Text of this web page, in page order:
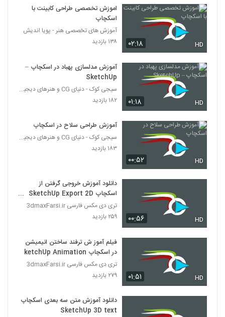
۰۲:۱۸ HD
اموزش تخصصی طراحی کابینت با
اسکچاپ
آموزش های تخصصی هنر - پویا اندیش
۱۳۸ بازدید
۰۱:۱۸ HD
آموزش مدلسازی پهباد در اسکچاپ –
SketchUp
سیجی کوک - دنیای CG و هنرهای دیجیتال
۱۸۲ بازدید
۰۰:۵۲ HD
آموزش طراحی سلاح در اسکچاپ
سیجی کوک - دنیای CG و هنرهای دیجیتال
۱۸۳ بازدید
۰۰:۵۶ HD
دانلود آموزش خروجی گرفتن از
اسکچاپ SketchUp Export 2D
3D
تری دی مکس فارسی 3dmaxFarsi.ir
۲۵۹ بازدید
۰۱:۵۱ HD
فیلم آموز ش ترفند ساختن انیمیشن
در اسکچاپ SketchUp Animation
تری دی مکس فارسی 3dmaxFarsi.ir
۲۷۹ بازدید
دانلود آموزش متن سه بعدی اسکچاپ
SketchUp 3D text